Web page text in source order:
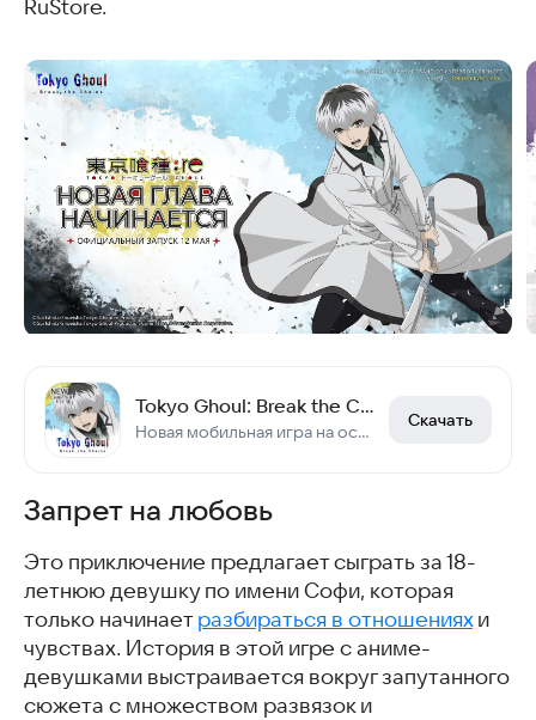
RuStore.
Tokyo Ghoul: Break the Chains
Новая мобильная игра на основе популярного аниме «Токийский гуль»
Скачать
Запрет на любовь
Это приключение предлагает сыграть за 18-
летнюю девушку по имени Софи, которая
только начинает разбираться в отношенияхи
чувствах. История в этой игре с аниме-
девушками выстраивается вокруг запутанного
сюжета с множеством развязок и